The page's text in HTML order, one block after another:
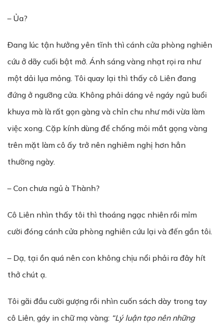
– Ủa?
Đang lúc tận hưởng yên tĩnh thì cánh cửa phòng nghiên
cứu ở dãy cuối bật mở. Ánh sáng vàng nhạt rọi ra như
một dải lụa mỏng. Tôi quay lại thì thấy cô Liên đang
đứng ở ngưỡng cửa. Không phải dáng vẻ ngáy ngủ buổi
khuya mà là rất gọn gàng và chỉn chu như mới vừa làm
việc xong. Cặp kính dùng để chống mỏi mắt gọng vàng
trên mặt làm cô ấy trở nên nghiêm nghị hơn hẳn
thường ngày.
– Con chưa ngủ à Thành?
Cô Liên nhìn thấy tôi thì thoáng ngạc nhiên rồi mỉm
cười đóng cánh cửa phòng nghiên cứu lại và đến gần tôi.
– Dạ, tại ồn quá nên con không chịu nổi phải ra đây hít
thở chút ạ.
Tôi gãi đầu cười gượng rồi nhìn cuốn sách dày trong tay
cô Liên, gáy in chữ mạ vàng: “Lý luận tạo nên những